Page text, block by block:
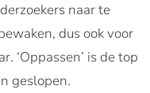
naar te
dus ook voor
‘Oppassen’ is de top
geslopen.